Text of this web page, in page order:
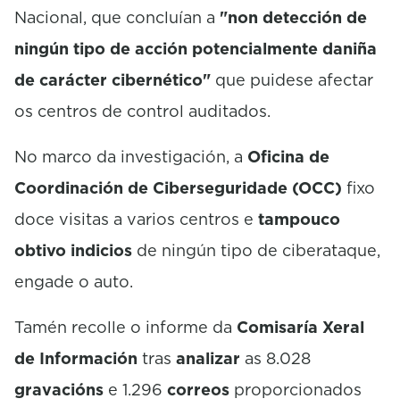
Nacional, que concluían a "non detección de
ningún tipo de acción potencialmente daniña
de carácter cibernético" que puidese afectar
os centros de control auditados.
No marco da investigación, a Oficina de
Coordinación de Ciberseguridade (OCC) fixo
doce visitas a varios centros e tampouco
obtivo indicios de ningún tipo de ciberataque,
engade o auto.
Tamén recolle o informe da Comisaría Xeral
de Información tras analizar as 8.028
gravacións e 1.296 correos proporcionados